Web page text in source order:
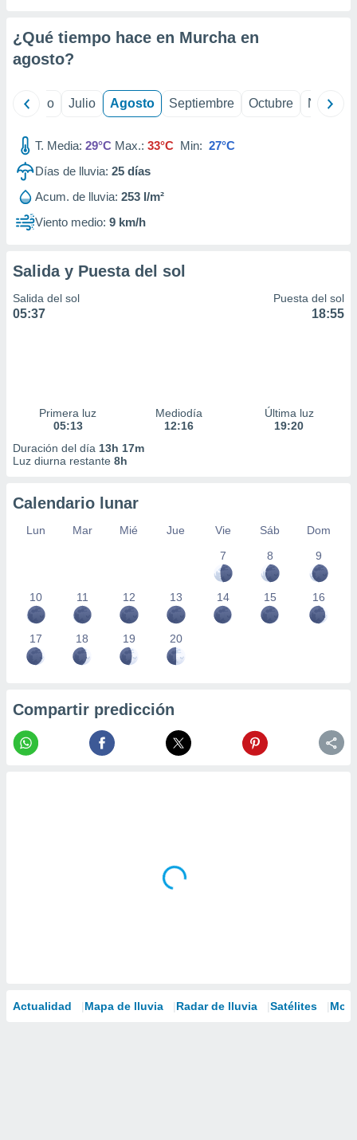
e
mediante
publicidad
publicidad
de
1199
¿Qué tiempo hace en Murcha en
agosto?
Junio Julio Agosto Septiembre Octubre
T. Media: 29°C Max.: 33°C Min: 27°C
Días de lluvia: 25 días
Acum. de lluvia: 253 l/m²
Viento medio: 9 km/h
Salida y Puesta del sol
Salida del sol
05:37
Puesta del sol
18:55
Primera luz
05:13
Mediodía
12:16
Última luz
19:20
Duración del día 13h 17m
Luz diurna restante 8h
Calendario lunar
Lun Mar Mié Jue Vie Sáb
Dom
7
8 9
10 11 12 13 14 15 16
17 18 19 20
Compartir predicción
Actualidad Mapa de lluvia Radar de lluvia Satélites